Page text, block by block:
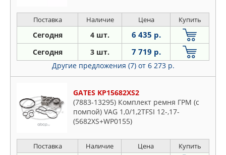
Поставка Наличие Цена Купить
Сегодня 4 шт. 6 435 р.
Сегодня 3 шт. 7 719 р.
Другие предложения (7) от 6 273 р.
GATES KP15682XS2
(7883-13295) Комплект ремня ГРМ (с
помпой) VAG 1,0/1,2TFSI 12-,17-
(5682XS+WP0155)
Поставка Наличие Цена Купить